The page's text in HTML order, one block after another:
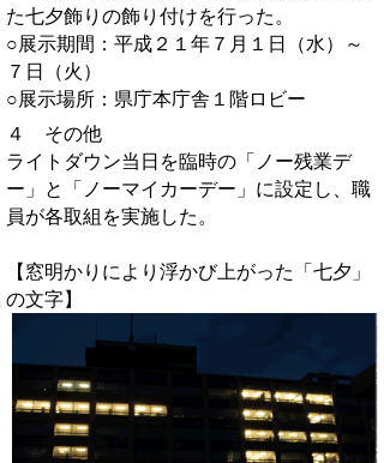
た七夕飾りの飾り付けを行った。
○展示期間：平成２１年７月１日（水）～
７日（火）
○展示場所：県庁本庁舎１階ロビー
４ その他
ライトダウン当日を臨時の「ノー残業デ
ー」と「ノーマイカーデー」に設定し、職
員が各取組を実施した。
【窓明かりにより浮かび上がった「七夕」
の文字】